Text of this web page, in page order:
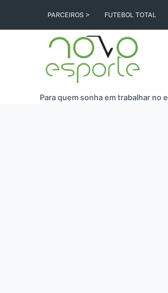
PARCEIROS > FUTEBOL TOTAL
Para quem sonha em trabalhar no